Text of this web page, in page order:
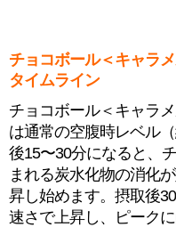
チョコボール＜キャラ
タイムライン
チョコボール＜キャラ
は通常の空腹時レベル
後15〜30分になると、
まれる炭水化物の消化
昇し始めます。摂取後
速さで上昇し、ピーク